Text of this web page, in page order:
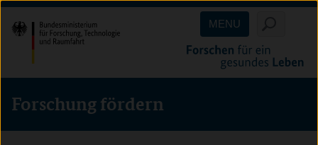
Direkt
zum
Inhalt
(Eingabetaste)
Direkt
zum
Hauptmenu
(Eingabetaste)
Direkt
zur
Suche
(Eingabetaste)
MENU
Forschung fördern